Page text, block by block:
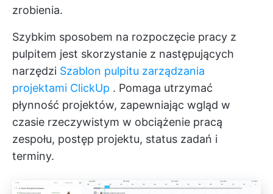
zrobienia.
Szybkim sposobem na rozpoczęcie pracy z
pulpitem jest skorzystanie z następujących
narzędzi Szablon pulpitu zarządzania
projektami ClickUp . Pomaga utrzymać
płynność projektów, zapewniając wgląd w
czasie rzeczywistym w obciążenie pracą
zespołu, postęp projektu, status zadań i
terminy.